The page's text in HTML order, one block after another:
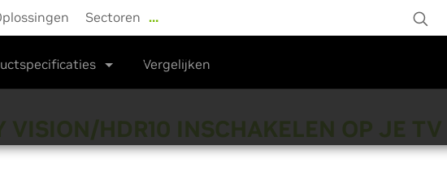
Sectoren …
Shop Stuurprogramma's
Vergelijken
VISION/HDR10 INSCHAKELEN OP JE TV